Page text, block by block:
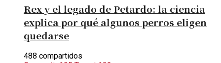
Rex y el legado de Petardo: la ciencia
explica por qué algunos perros eligen
quedarse
488 compartidos